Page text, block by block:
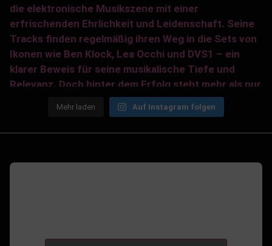
Mehr laden Auf Instagram folgen